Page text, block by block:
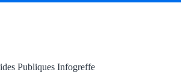
Publiques Infogreffe